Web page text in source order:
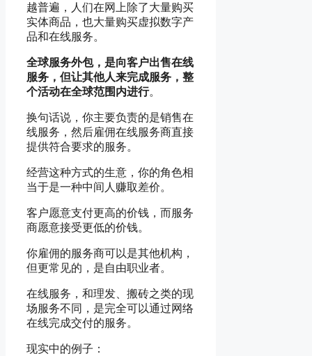
越普遍，人们在网上除了大量购买
实体商品，也大量购买虚拟数字产
品和在线服务。
全球服务外包，是向客户出售在线
服务，但让其他人来完成服务，整
个活动在全球范围内进行。
换句话说，你主要负责的是销售在
线服务，然后雇佣在线服务商直接
提供符合要求的服务。
经营这种方式的生意，你的角色相
当于是一种中间人赚取差价。
客户愿意支付更高的价钱，而服务
商愿意接受更低的价钱。
你雇佣的服务商可以是其他机构，
但更常见的，是自由职业者。
在线服务，和理发、搬砖之类的现
场服务不同，是完全可以通过网络
在线完成交付的服务。
现实中的例子：